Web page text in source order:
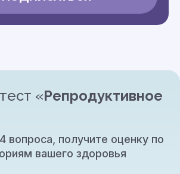
«Репродуктивное
вопроса, получите оценку по
вашего здоровья